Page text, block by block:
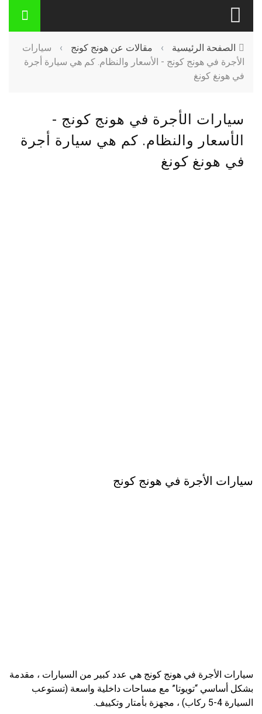
الصفحة الرئيسية › مقالات عن هونج كونج ›
سيارات
الأجرة في هونج كونج - الأسعار والنظام. كم هي سيارة أجرة
في هونغ كونغ
سيارات الأجرة في هونج كونج -
الأسعار والنظام. كم هي سيارة أجرة
في هونغ كونغ
سيارات الأجرة في هونج كونج
سيارات الأجرة في هونج كونج هي عدد كبير من السيارات ، مقدمة
بشكل أساسي “تويوتا” مع مساحات داخلية واسعة (تستوعب
السيارة 4-5 ركاب) ، مجهزة بأمتار وتكييف.